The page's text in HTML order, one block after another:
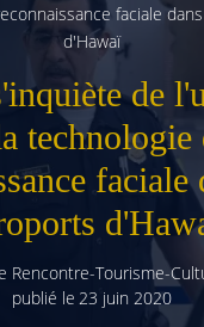
faciale
d'Hawaï
de
technologie
faciale
Rencontre-Tourisme-
publié le 23 juin 2020